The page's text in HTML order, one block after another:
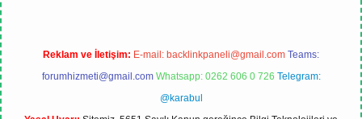
Reklam ve İletişim: E-mail: backlinkpaneli@gmail.com Teams:
forumhizmeti@gmail.com Whatsapp: 0262 606 0 726 Telegram:
@karabul